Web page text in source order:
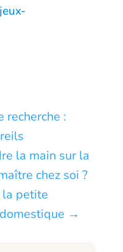
recherche :
la main sur la
chez soi ?
la petite
→